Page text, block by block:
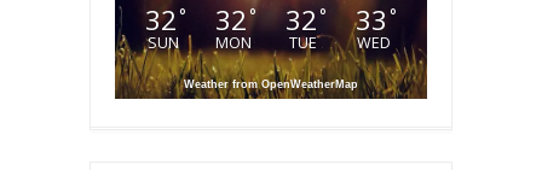
32°
SUN
32°
MON
32°
TUE
33 °
WED
Weather from OpenWeatherMap